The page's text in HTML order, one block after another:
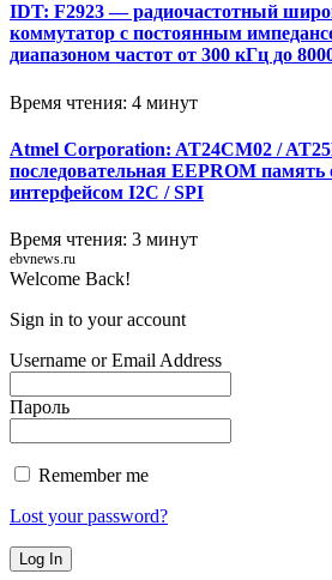
IDT: F2923 — радиочастотный
коммутатор с постоянным
диапазоном частот от 300 кГц до
Время чтения: 4 минут
Atmel Corporation: AT24CM02 /
последовательная EEPROM
интерфейсом I2C / SPI
Время чтения: 3 минут
ebvnews.ru
Welcome Back!
Sign in to your account
Username or Email Address
Пароль
Remember me
Lost your password?